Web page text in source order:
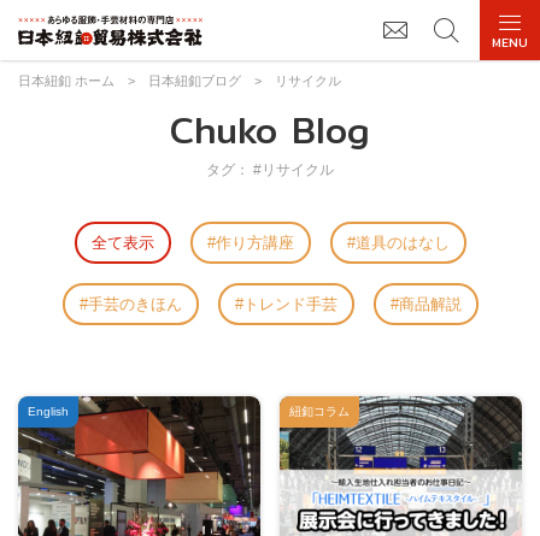
日本紐釦 ホーム > 日本紐釦ブログ > リサイクル
Chuko Blog
タグ： #リサイクル
全て表示 作り方講座 道具のはなし
手芸のきほん トレンド手芸 商品解説
English 紐釦コラム